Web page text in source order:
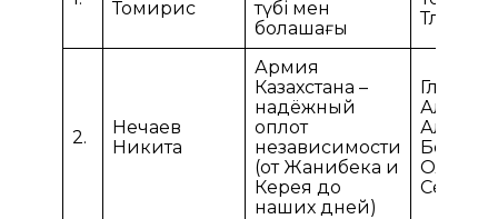
Томирис
түбі мен
болашағы
2.
Нечаев
Никита
Армия
Казахстана –
надёжный
оплот
независимости
(от Жанибека и
Керея до
наших дней)
Глухов
Ольга